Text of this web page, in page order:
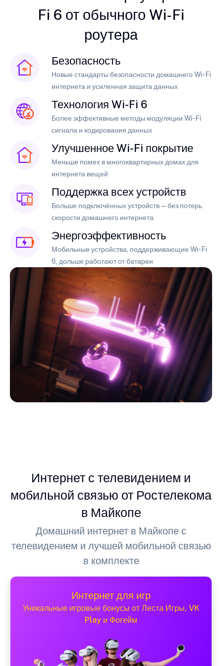
Fi 6 от обычного Wi-Fi
роутера
Безопасность
Новые стандарты безопасности домашнего Wi-Fi
интернета и усиленная защита данных
Технология Wi-Fi 6
Более эффективные методы модуляции Wi-Fi
сигнала и кодирования данных
Улучшенное Wi-Fi покрытие
Меньше помех в многоквартирных домах для
интернета вещей
Поддержка всех устройств
Больше подключённых устройств — без потерь
скорости домашнего интернета
Энергоэффективность
Мобильные устройства, поддерживающие Wi-Fi
6, дольше работают от батареи
Интернет с телевидением и
мобильной связью от Ростелекома
в Майкопе
Домашний интернет в Майкопе с
телевидением и лучшей мобильной связью
в комплекте
Интернет для игр
Уникальные игровые бонусы от Леста Игры, VK
Play и Фогейм